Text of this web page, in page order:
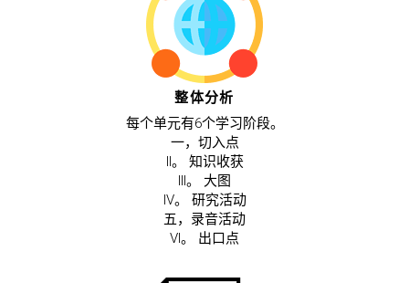
整体分析
每个单元有6个学习阶段。
一，切入点
II。 知识收获
III。 大图
IV。 研究活动
五，录音活动
VI。 出口点